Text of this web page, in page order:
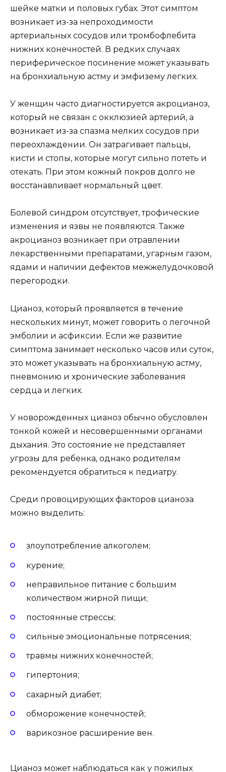
шейке матки и половых губах. Этот симптом
возникает из-за непроходимости
артериальных сосудов или тромбофлебита
нижних конечностей. В редких случаях
периферическое посинение может указывать
на бронхиальную астму и эмфизему легких.
У женщин часто диагностируется акроцианоз,
который не связан с окклюзией артерий, а
возникает из-за спазма мелких сосудов при
переохлаждении. Он затрагивает пальцы,
кисти и стопы, которые могут сильно потеть и
отекать. При этом кожный покров долго не
восстанавливает нормальный цвет.
Болевой синдром отсутствует, трофические
изменения и язвы не появляются. Также
акроцианоз возникает при отравлении
лекарственными препаратами, угарным газом,
ядами и наличии дефектов межжелудочковой
перегородки.
Цианоз, который проявляется в течение
нескольких минут, может говорить о легочной
эмболии и асфиксии. Если же развитие
симптома занимает несколько часов или суток,
это может указывать на бронхиальную астму,
пневмонию и хронические заболевания
сердца и легких.
У новорожденных цианоз обычно обусловлен
тонкой кожей и несовершенными органами
дыхания. Это состояние не представляет
угрозы для ребенка, однако родителям
рекомендуется обратиться к педиатру.
Среди провоцирующих факторов цианоза
можно выделить:
злоупотребление алкоголем;
курение;
неправильное питание с большим
количеством жирной пищи;
постоянные стрессы;
сильные эмоциональные потрясения;
травмы нижних конечностей;
гипертония;
сахарный диабет;
обморожение конечностей;
варикозное расширение вен.
Цианоз может наблюдаться как у пожилых